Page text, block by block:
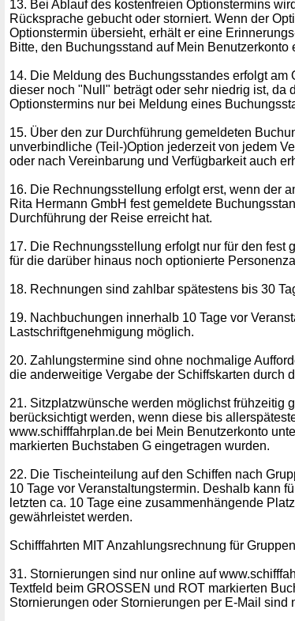
13. Bei Ablauf des kostenfreien Optionstermins
Rücksprache gebucht oder storniert. Wenn der
Optionstermin übersieht, erhält er eine
Bitte, den Buchungsstand auf Mein Benutzerkonto
14. Die Meldung des Buchungsstandes erfolgt am
dieser noch "Null" beträgt oder sehr niedrig ist, da
Optionstermins nur bei Meldung eines
15. Über den zur Durchführung gemeldeten
unverbindliche (Teil-)Option jederzeit von jedem
oder nach Vereinbarung und Verfügbarkeit auch
16. Die Rechnungsstellung erfolgt erst, wenn der
Rita Hermann GmbH fest gemeldete
Durchführung der Reise erreicht hat.
17. Die Rechnungsstellung erfolgt nur für den fest
für die darüber hinaus noch optionierte
18. Rechnungen sind zahlbar spätestens bis 30
19. Nachbuchungen innerhalb 10 Tage vor
Lastschriftgenehmigung möglich.
20. Zahlungstermine sind ohne nochmalige
die anderweitige Vergabe der Schiffskarten durch
21. Sitzplatzwünsche werden möglichst frühzeitig
berücksichtigt werden, wenn diese bis
www.schifffahrplan.de bei Mein Benutzerkonto
markierten Buchstaben G eingetragen wurden.
22. Die Tischeinteilung auf den Schiffen nach
10 Tage vor Veranstaltungstermin. Deshalb kann
letzten ca. 10 Tage eine zusammenhängende
gewährleistet werden.
Schifffahrten MIT Anzahlungsrechnung für
31. Stornierungen sind nur online auf
Textfeld beim GROSSEN und ROT markierten
Stornierungen oder Stornierungen per E-Mail sind